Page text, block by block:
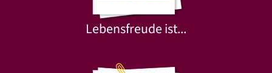
Lebensfreude ist...